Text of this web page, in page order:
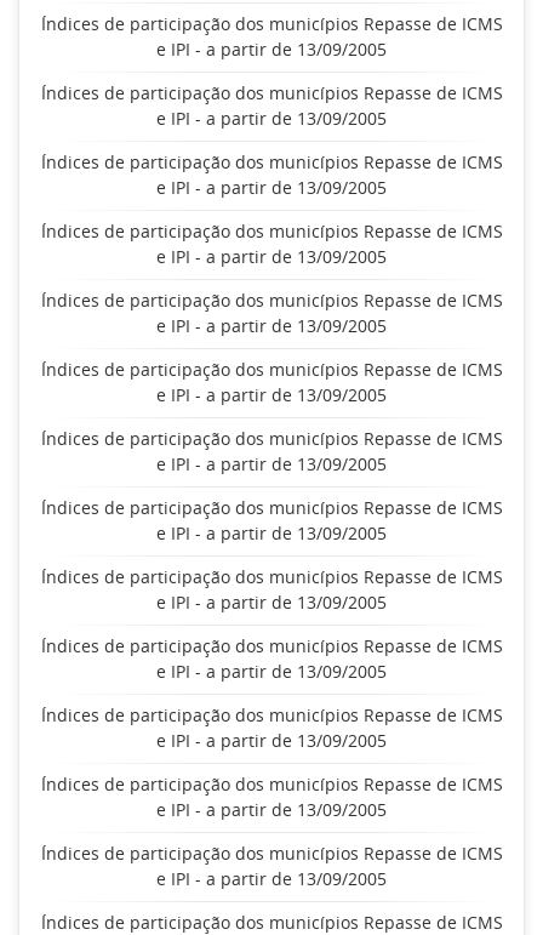
Índices de participação dos municípios Repasse de ICMS
e IPI - a partir de 13/09/2005
Índices de participação dos municípios Repasse de ICMS
e IPI - a partir de 13/09/2005
Índices de participação dos municípios Repasse de ICMS
e IPI - a partir de 13/09/2005
Índices de participação dos municípios Repasse de ICMS
e IPI - a partir de 13/09/2005
Índices de participação dos municípios Repasse de ICMS
e IPI - a partir de 13/09/2005
Índices de participação dos municípios Repasse de ICMS
e IPI - a partir de 13/09/2005
Índices de participação dos municípios Repasse de ICMS
e IPI - a partir de 13/09/2005
Índices de participação dos municípios Repasse de ICMS
e IPI - a partir de 13/09/2005
Índices de participação dos municípios Repasse de ICMS
e IPI - a partir de 13/09/2005
Índices de participação dos municípios Repasse de ICMS
e IPI - a partir de 13/09/2005
Índices de participação dos municípios Repasse de ICMS
e IPI - a partir de 13/09/2005
Índices de participação dos municípios Repasse de ICMS
e IPI - a partir de 13/09/2005
Índices de participação dos municípios Repasse de ICMS
e IPI - a partir de 13/09/2005
Índices de participação dos municípios Repasse de ICMS